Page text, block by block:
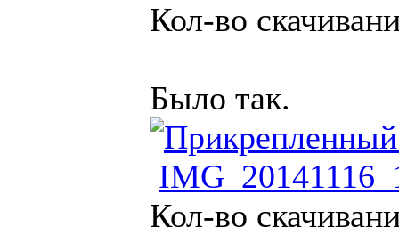
Кол-во
Было так.
Кол-во